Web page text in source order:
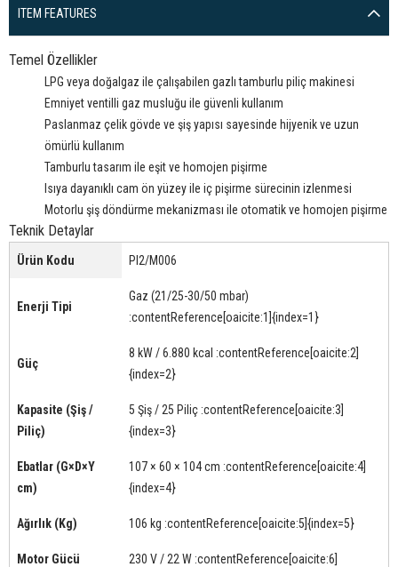
ITEM FEATURES
Temel Özellikler
LPG veya doğalgaz ile çalışabilen gazlı tamburlu piliç makinesi
Emniyet ventilli gaz musluğu ile güvenli kullanım
Paslanmaz çelik gövde ve şiş yapısı sayesinde hijyenik ve uzun
ömürlü kullanım
Tamburlu tasarım ile eşit ve homojen pişirme
Isıya dayanıklı cam ön yüzey ile iç pişirme sürecinin izlenmesi
Motorlu şiş döndürme mekanizması ile otomatik ve homojen pişirme
Teknik Detaylar
Ürün Kodu PI2/M006
Enerji Tipi
Gaz (21/25-30/50 mbar)
:contentReference[oaicite:1]{index=1}
Güç
8 kW / 6.880 kcal :contentReference[oaicite:2]
{index=2}
Kapasite (Şiş /
Piliç)
5 Şiş / 25 Piliç :contentReference[oaicite:3]
{index=3}
Ebatlar (G×D×Y
cm)
107 × 60 × 104 cm :contentReference[oaicite:4]
{index=4}
Ağırlık (Kg) 106 kg :contentReference[oaicite:5]{index=5}
Motor Gücü
230 V / 22 W :contentReference[oaicite:6]